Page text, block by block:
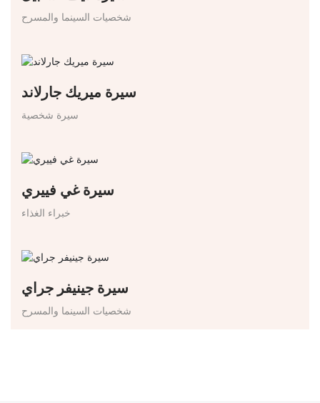
شخصيات السينما والمسرح
سيرة ميريك جارلاند
سيرة شخصية
سيرة غي فييري
خبراء الغذاء
سيرة جينيفر جراي
شخصيات السينما والمسرح